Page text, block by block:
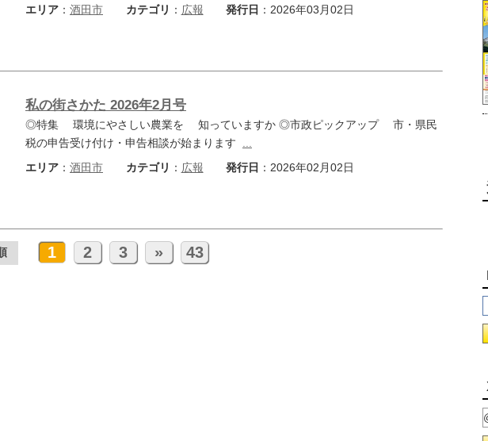
エリア ： 酒田市 カテゴリ ： 広報 発行日 ：2026年03月02日
私の街さかた 2026年2月号
◎特集 環境にやさしい農業を 知っていますか ◎市政ピックアップ 市・県民
税の申告受け付け・申告相談が始まります
エリア ： 酒田市 カテゴリ ： 広報 発行日 ：2026年02月02日
1 2 3 » 43